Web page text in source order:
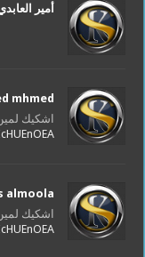
أمير
mhmed
اشكيك
almoola
اشكيك